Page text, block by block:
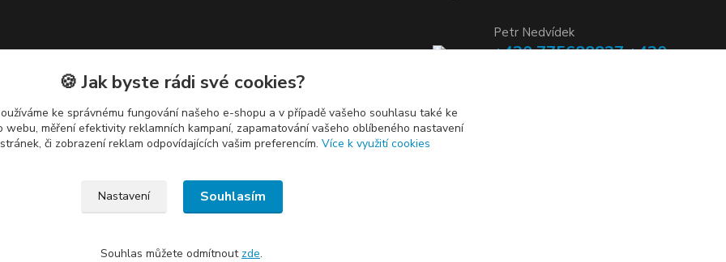
Petr Nedvídek
+420 775688827 +420
info@elogos.cz
🍪 Jak byste rádi své cookies?
ke správnému fungování našeho e-shopu a v případě vašeho souhlasu také ke
měření efektivity reklamních kampaní, zapamatování vašeho oblíbeného nastavení
či zobrazení reklam odpovídajících vašim preferencím. Více k využití cookies
Nastavení Souhlasím
Souhlas můžete odmítnout zde.